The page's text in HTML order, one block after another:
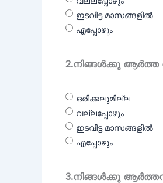
ഇടവിട്ട മാസങ്ങളിൽ
എപ്പോഴും
2.നിങ്ങൾക്കു ആർത്ത
ഒരിക്കലുമില്ല
വല്ലപ്പോഴും
ഇടവിട്ട മാസങ്ങളിൽ
എപ്പോഴും
3.നിങ്ങൾക്കു